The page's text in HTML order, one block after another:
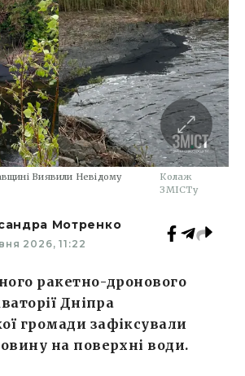
Виявили Невідому
Колаж
ЗМІСТу
Мотренко
2026, 11:22
ракетно-дронового
Дніпра
громади зафіксували
на поверхні води.